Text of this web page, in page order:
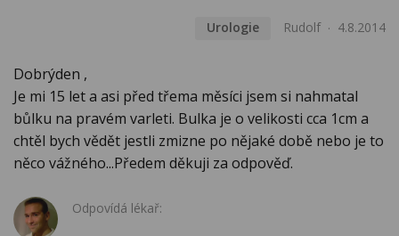
Urologie Rudolf 4.8.2014
Dobrýden ,
Je mi 15 let a asi před třema měsíci jsem si nahmatal
bůlku na pravém varleti. Bulka je o velikosti cca 1cm a
chtěl bych vědět jestli zmizne po nějaké době nebo je to
něco vážného...Předem děkuji za odpověď.
Odpovídá lékař: